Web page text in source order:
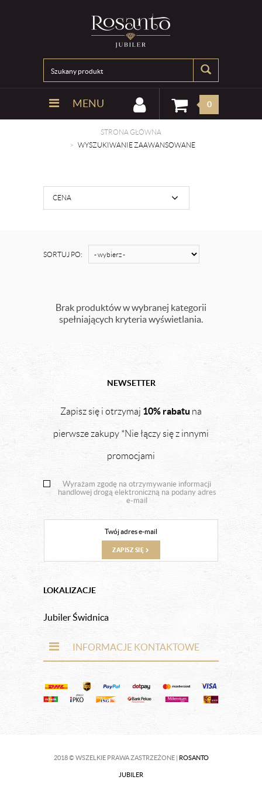
MENU 0
STRONA GŁÓWNA
WYSZUKIWANIE ZAAWANSOWANE
CENA
SORTUJ PO:
Brak produktów w wybranej kategorii
spełniających kryteria wyświetlania.
NEWSETTER
Zapisz się i otrzymaj 10% rabatu na
pierwsze zakupy *Nie łączy się z innymi
promocjami
Wyrażam zgodę na otrzymywanie informacji
handlowej drogą elektroniczną na podany adres
e-mail
ZAPISZ SIĘ
LOKALIZACJE
Jubiler Świdnica
INFORMACJE KONTAKTOWE
2018 © WSZELKIE PRAWA ZASTRZEŻONE | ROSANTO
JUBILER